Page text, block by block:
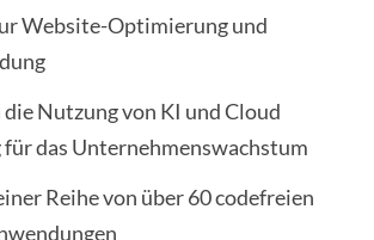
Website-Optimierung und
Nutzung von KI und Cloud
das Unternehmenswachstum
Reihe von über 60 codefreien